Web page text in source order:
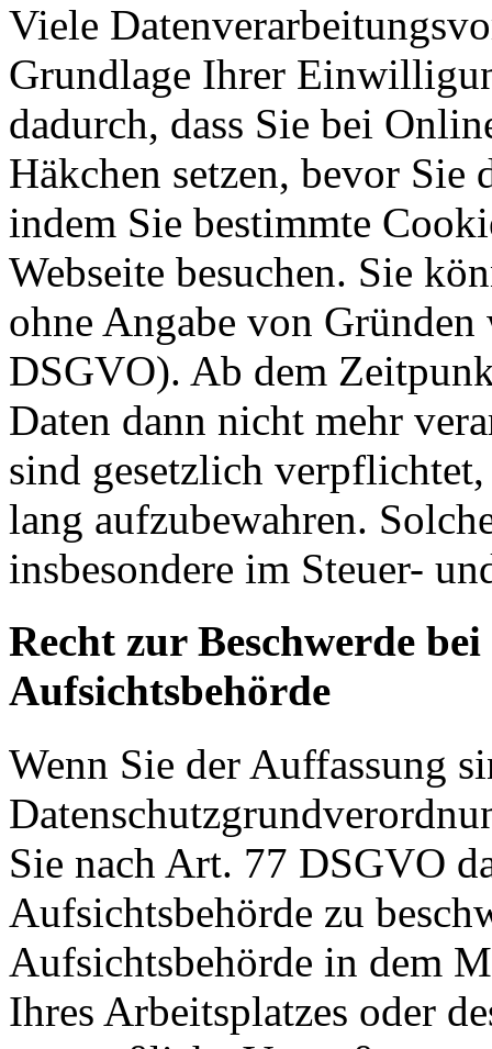
Viele
Grundlage Ihrer
dadurch, dass Sie bei
Häkchen setzen, bevor Sie
indem Sie bestimmte
Webseite besuchen. Sie
ohne Angabe von
DSGVO). Ab dem
Daten dann nicht mehr
sind gesetzlich
lang aufzubewahren.
insbesondere im Steuer-
Recht zur Beschwerde
Aufsichtsbehörde
Wenn Sie der Auffassung
Sie nach Art. 77 DSGVO
Aufsichtsbehörde zu
Aufsichtsbehörde in dem
Ihres Arbeitsplatzes oder